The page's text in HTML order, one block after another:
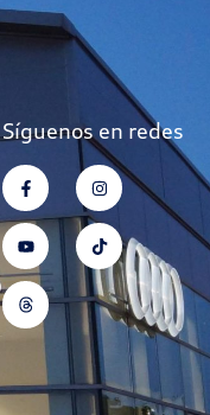
Síguenos en redes